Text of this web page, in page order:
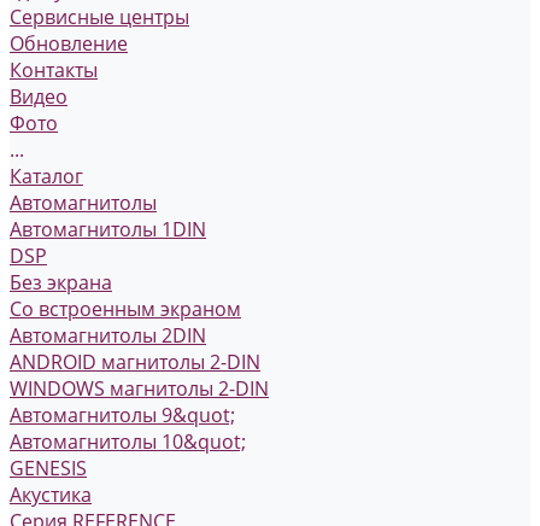
Сервисные центры
Обновление
Контакты
Видео
Фото
...
Каталог
Автомагнитолы
Автомагнитолы 1DIN
DSP
Без экрана
Со встроенным экраном
Автомагнитолы 2DIN
ANDROID магнитолы 2-DIN
WINDOWS магнитолы 2-DIN
Автомагнитолы 9&quot;
Автомагнитолы 10&quot;
GENESIS
Акустика